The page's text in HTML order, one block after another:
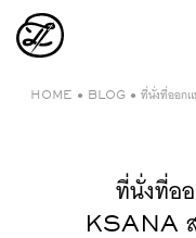
HOME ● BLOG ● ที่นั่งที่ออกแ
ที่นั่งที่อ
KSANA ส